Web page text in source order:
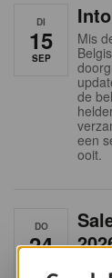
DI
15
SEP
Mis
de
een
ooit.
DO
24